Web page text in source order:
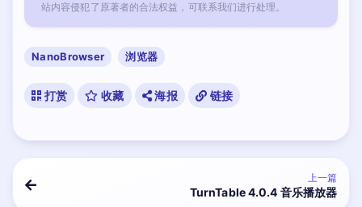
站内容侵犯了原著者的合法权益，可联系我们进行处理。
NanoBrowser 浏览器
打赏 收藏 海报 链接
上一篇
TurnTable 4.0.4 音乐播放器